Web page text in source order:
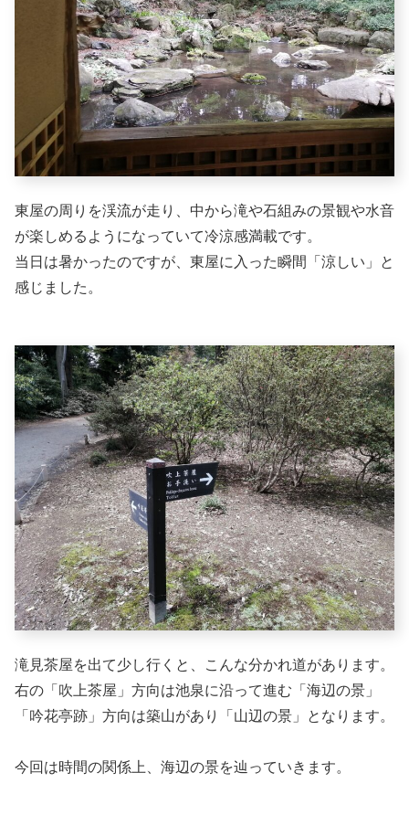
東屋の周りを渓流が走り、中から滝や石組みの景観や水音
が楽しめるようになっていて冷涼感満載です。
当日は暑かったのですが、東屋に入った瞬間「涼しい」と
感じました。
滝見茶屋を出て少し行くと、こんな分かれ道があります。
右の「吹上茶屋」方向は池泉に沿って進む「海辺の景」
「吟花亭跡」方向は築山があり「山辺の景」となります。
今回は時間の関係上、海辺の景を辿っていきます。